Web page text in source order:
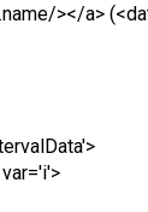
></a>